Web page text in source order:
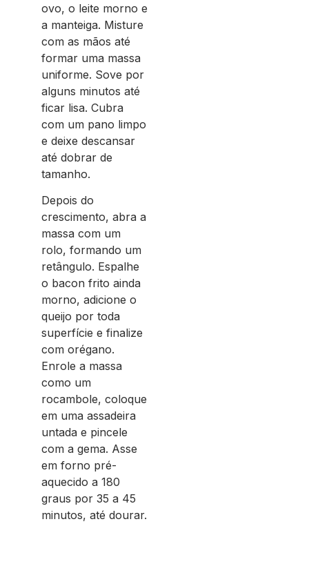
ovo, o leite morno e
a manteiga. Misture
com as mãos até
formar uma massa
uniforme. Sove por
alguns minutos até
ficar lisa. Cubra
com um pano limpo
e deixe descansar
até dobrar de
tamanho.
Depois do
crescimento, abra a
massa com um
rolo, formando um
retângulo. Espalhe
o bacon frito ainda
morno, adicione o
queijo por toda
superfície e finalize
com orégano.
Enrole a massa
como um
rocambole, coloque
em uma assadeira
untada e pincele
com a gema. Asse
em forno pré-
aquecido a 180
graus por 35 a 45
minutos, até dourar.